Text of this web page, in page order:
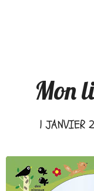
Mon
1 JANVIER